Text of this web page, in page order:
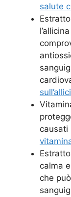
salute
causati
calma
che